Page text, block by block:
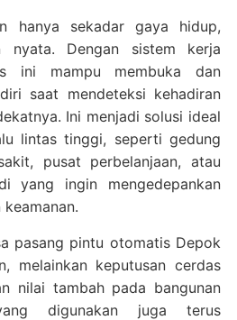
hanya sekadar gaya hidup,
nyata. Dengan sistem kerja
ini mampu membuka dan
saat mendeteksi kehadiran
Ini menjadi solusi ideal
lintas tinggi, seperti gedung
pusat perbelanjaan, atau
yang ingin mengedepankan
pasang pintu otomatis Depok
melainkan keputusan cerdas
nilai tambah pada bangunan
digunakan juga terus